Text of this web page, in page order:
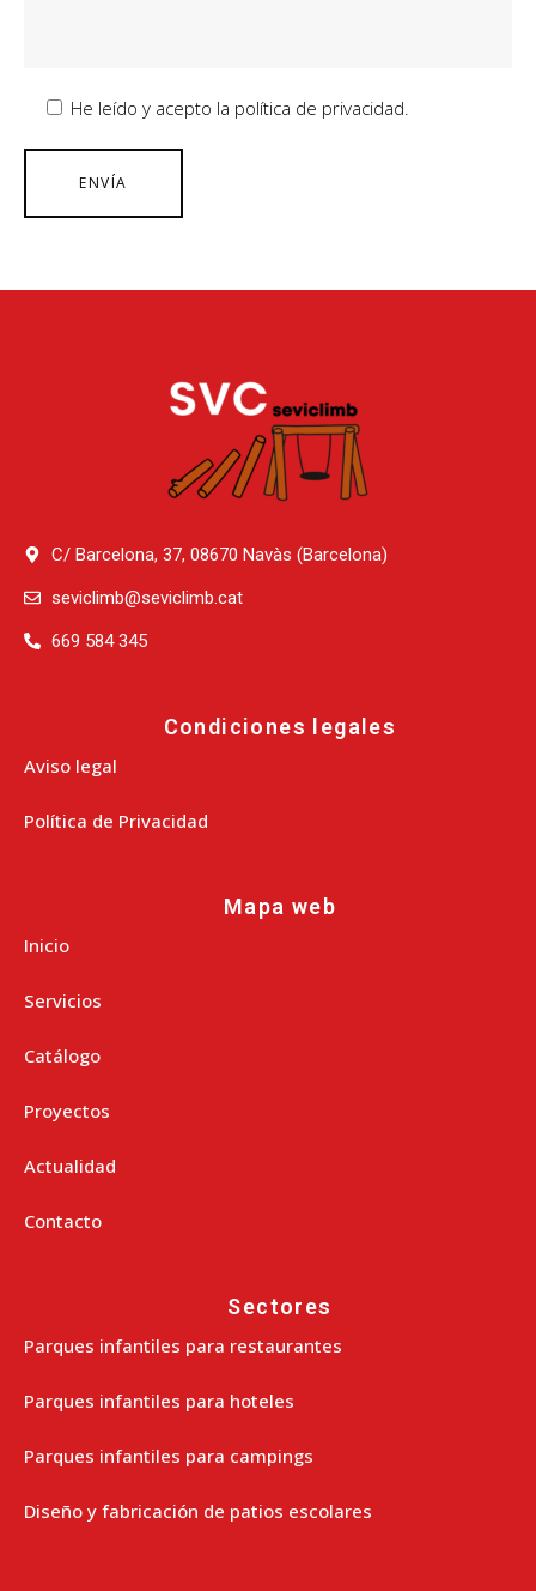
He leído y acepto la política de privacidad.
C/ Barcelona, 37, 08670 Navàs (Barcelona)
seviclimb@seviclimb.cat
669 584 345
Condiciones legales
Aviso legal
Política de Privacidad
Mapa web
Inicio
Servicios
Catálogo
Proyectos
Actualidad
Contacto
Sectores
Parques infantiles para restaurantes
Parques infantiles para hoteles
Parques infantiles para campings
Diseño y fabricación de patios escolares